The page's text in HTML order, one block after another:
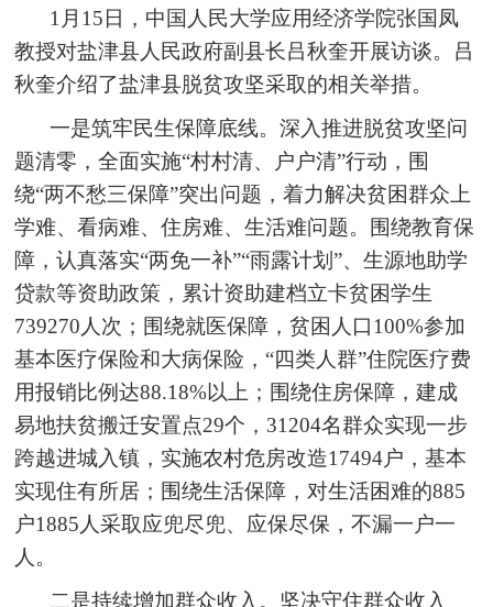
1月15日，中国人民大学应用经济学院张国凤
教授对盐津县人民政府副县长吕秋奎开展访谈。吕
秋奎介绍了盐津县脱贫攻坚采取的相关举措。
一是筑牢民生保障底线。深入推进脱贫攻坚问
题清零，全面实施“村村清、户户清”行动，围
绕“两不愁三保障”突出问题，着力解决贫困群众上
学难、看病难、住房难、生活难问题。围绕教育保
障，认真落实“两免一补”“雨露计划”、生源地助学
贷款等资助政策，累计资助建档立卡贫困学生
739270人次；围绕就医保障，贫困人口100%参加
基本医疗保险和大病保险，“四类人群”住院医疗费
用报销比例达88.18%以上；围绕住房保障，建成
易地扶贫搬迁安置点29个，31204名群众实现一步
跨越进城入镇，实施农村危房改造17494户，基本
实现住有所居；围绕生活保障，对生活困难的885
户1885人采取应兜尽兜、应保尽保，不漏一户一
人。
二是持续增加群众收入。坚决守住群众收入